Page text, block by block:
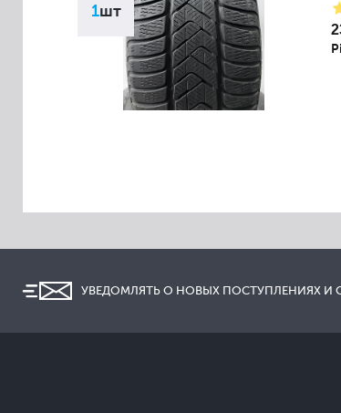
1шт
УВЕДОМЛЯТЬ О НОВЫХ ПОСТУПЛЕНИЯХ И